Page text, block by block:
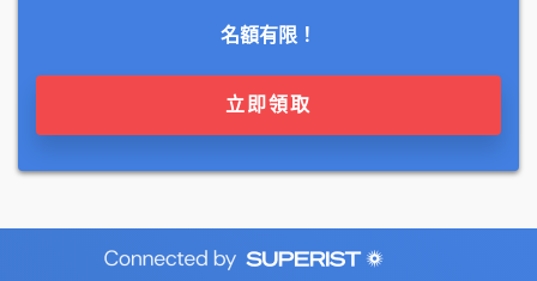
名額有限！
立即領取